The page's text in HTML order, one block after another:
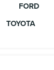
FORD
TOYOTA